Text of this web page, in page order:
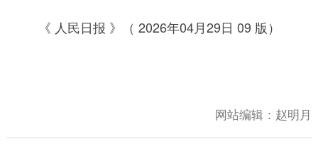
《 人民日报 》（ 2026年04月29日 09 版）
网站编辑： 赵明月